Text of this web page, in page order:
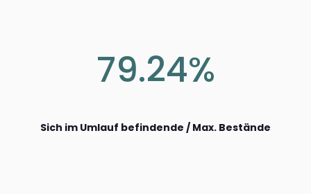
79.24%
Sich im Umlauf befindende / Max. Bestände